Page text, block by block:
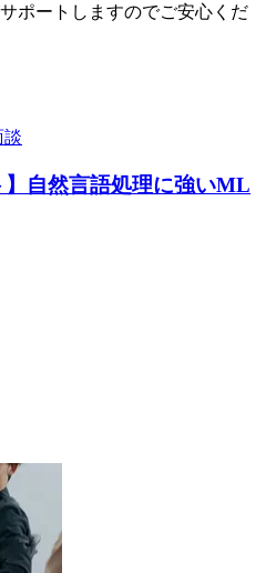
ポートしますのでご安心くだ
談
】自然言語処理に強いML